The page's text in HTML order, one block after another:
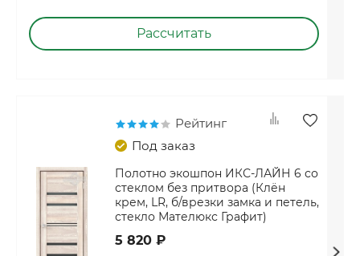
Рассчитать
Рейтинг
Под заказ
Полотно экошпон ИКС-ЛАЙН 6 со
стеклом без притвора (Клён
крем, LR, б/врезки замка и петель,
стекло Мателюкс Графит)
5 820 ₽